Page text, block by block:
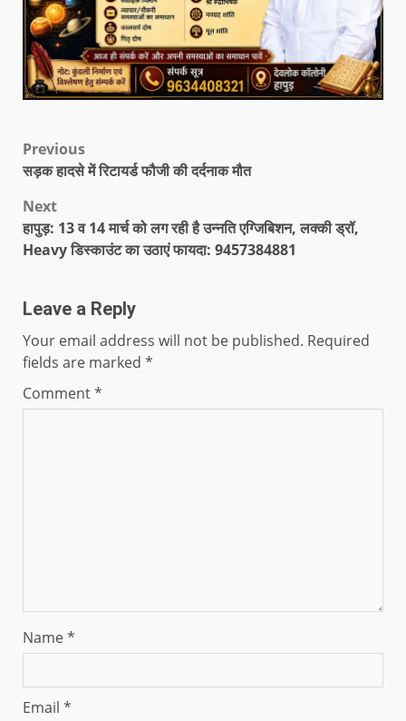
Previous
सड़क हादसे में रिटायर्ड फौजी की दर्दनाक मौत
Next
हापुड़: 13 व 14 मार्च को लग रही है उन्नति एग्जिबिशन, लक्की ड्रॉ,
Heavy डिस्काउंट का उठाएं फायदा: 9457384881
Leave a Reply
Your email address will not be published. Required
fields are marked *
Comment*
Name*
Email *